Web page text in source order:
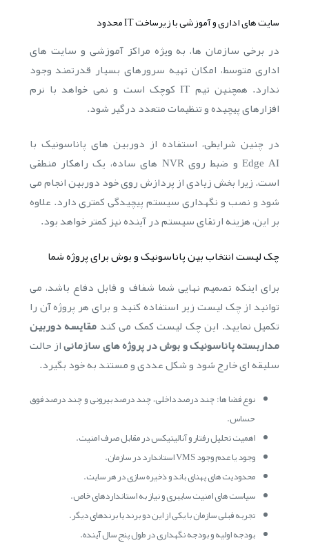
سایت های اداری و آموزشی با زیرساخت IT محدود
در برخی سازمان ها، به ویژه مراکز آموزشی و سایت های
اداری متوسط، امکان تهیه سرورهای بسیار قدرتمند وجود
ندارد. همچنین تیم IT کوچک است و نمی خواهد با نرم
افزارهای پیچیده و تنظیمات متعدد درگیر شود.
در چنین شرایطی، استفاده از دوربین های پاناسونیک با
Edge AI و ضبط روی NVR های ساده، یک راهکار منطقی
است. زیرا بخش زیادی از پردازش روی خود دوربین انجام می
شود و نصب و نگهداری سیستم پیچیدگی کمتری دارد. علاوه
بر این، هزینه ارتقای سیستم در آینده نیز کمتر خواهد بود.
چک لیست انتخاب بین پاناسونیک و بوش برای پروژه شما
برای اینکه تصمیم نهایی شما شفاف و قابل دفاع باشد، می
توانید از چک لیست زیر استفاده کنید و برای هر پروژه آن را
تکمیل نمایید. این چک لیست کمک می کند مقایسه دوربین
مداربسته پاناسونیک و بوش در پروژه های سازمانیاز حالت
سلیقه ای خارج شود و شکل عددی و مستند به خود بگیرد.
نوع فضا ها: چند درصد داخلی، چند درصد بیرونی و چند درصد فوق
حساس.
اهمیت تحلیل رفتار و آنالیتیکس در مقابل صرف امنیت.
وجود یا عدم وجود VMS استاندارد در سازمان.
محدودیت های پهنای باند و ذخیره سازی در هر سایت.
سیاست های امنیت سایبری و نیاز به استانداردهای خاص.
تجربه قبلی سازمان با یکی از این دو برند یا برندهای دیگر.
بودجه اولیه و بودجه نگهداری در طول پنج سال آینده.